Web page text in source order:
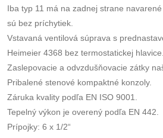
Iba typ 11 má na zadnej strane
sú bez príchytiek.
Vstavaná ventilová súprava s
Heimeier 4368 bez termostatickej hlavice.
Zaslepovacie a odvzdušňovacie zátky
Pribalené stenové kompaktné konzoly.
Záruka kvality podľa EN ISO 9001.
Tepelný výkon je overený podľa EN 442.
Prípojky: 6 x 1/2“